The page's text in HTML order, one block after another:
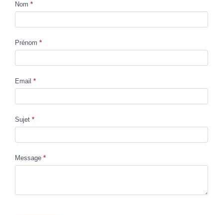
Contact
Us
Nom *
Prénom *
Email *
Sujet *
Message *